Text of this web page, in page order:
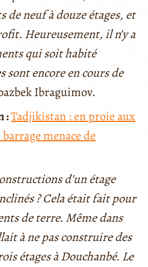
neuf à douze étages, et
Heureusement, il n’y a
qui soit habité
sont encore en cours de
Ibraguimov.
:Tadjikistan : en proie aux
menace de
d’un étage
? Cela était fait pour
de terre. Même dans
à ne pas construire des
étages à Douchanbé. Le